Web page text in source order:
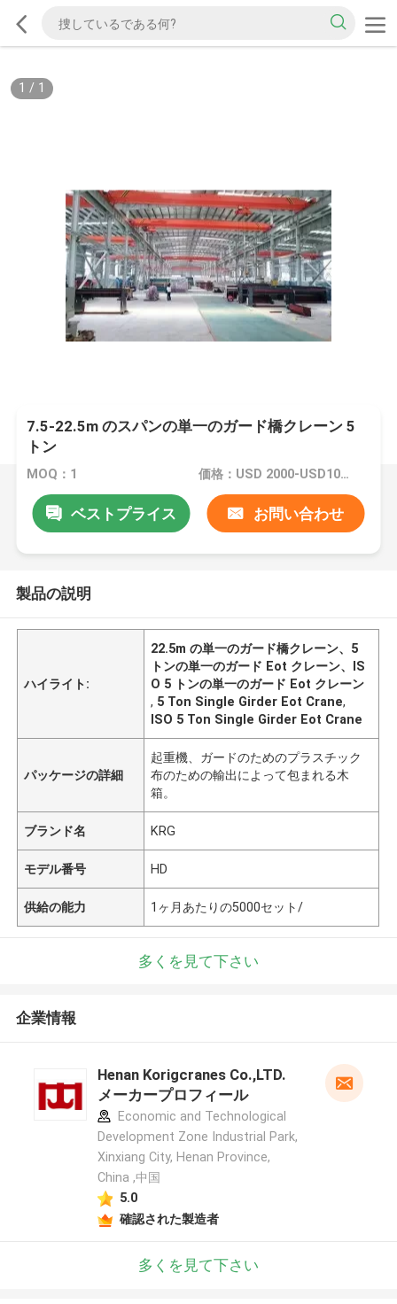
1 / 1
7.5-22.5m のスパンの単一のガード橋クレーン 5
トン
MOQ：1 価格：USD 2000-USD10000
ベストプライス お問い合わせ
製品の説明
ハイライト:
22.5m の単一のガード橋クレーン、5
トンの単一のガード Eot クレーン、IS
O 5 トンの単一のガード Eot クレーン
, 5 Ton Single Girder Eot Crane,
ISO 5 Ton Single Girder Eot Crane
パッケージの詳細
起重機、ガードのためのプラスチック
布のための輸出によって包まれる木
箱。
ブランド名 KRG
モデル番号 HD
供給の能力 1ヶ月あたりの5000セット/
多くを見て下さい
企業情報
Henan Korigcranes Co.,LTD.
メーカープロフィール
Economic and Technological
Development Zone Industrial Park,
Xinxiang City, Henan Province,
China ,中国
5.0
確認された製造者
多くを見て下さい